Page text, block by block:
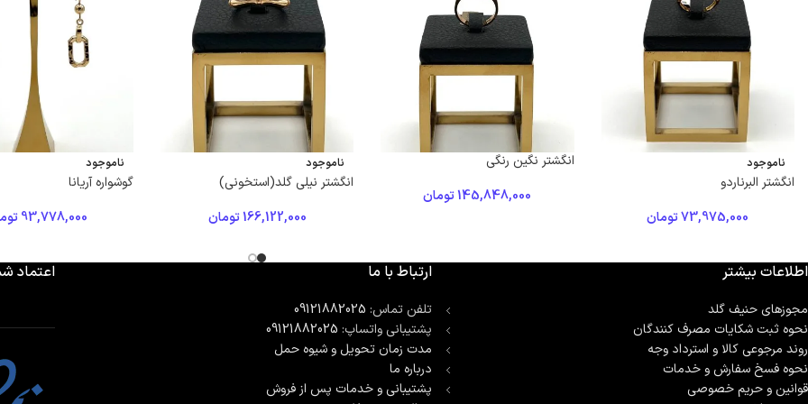
ناموجود
انگشتر البرناردو
73,975,000تومان
انگشتر نگین رنگی
145,848,000تومان
ناموجود
انگشتر نیلی گلد(استخونی)
166,122,000تومان
ناموجود
گوشواره آریانا
93,778,000
اطلاعات بیشتر
مجوزهای حنیف گلد
نحوه ثبت شكايات مصرف كنندگان
روند مرجوعی کالا و استرداد وجه
نحوه فسخ سفارش و خدمات
قوانین و حریم خصوصی
ارتباط با ما
تلفن تماس: 09121882025
پشتیبانی واتساپ: 09121882025
مدت زمان تحويل و شیوه حمل
درباره ما
پشتیبانی و خدمات پس از فروش
اعتماد